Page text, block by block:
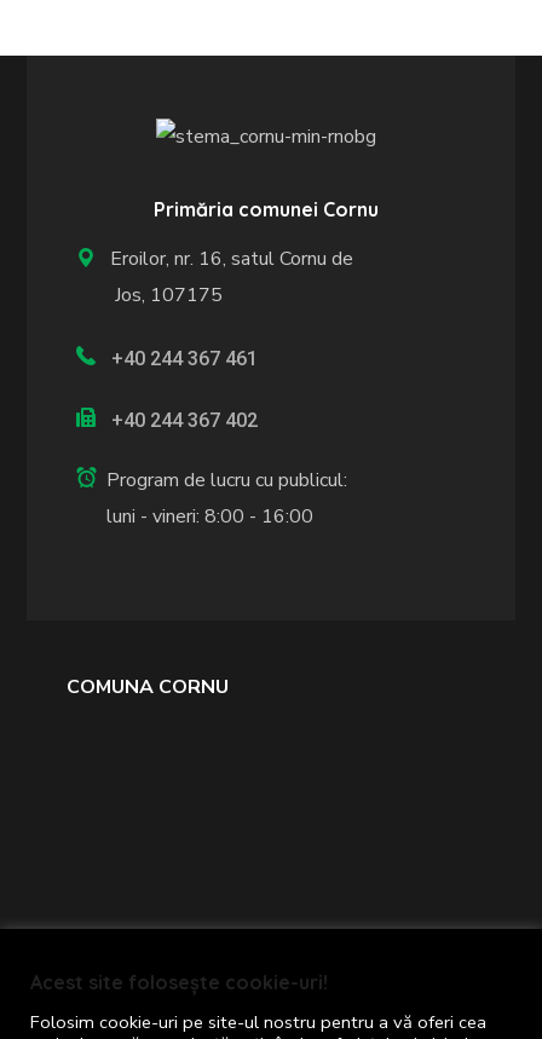
Primăria comunei Cornu
Eroilor, nr. 16, satul Cornu de
Jos, 107175
+40 244 367 461
+40 244 367 402
Program de lucru cu publicul:
luni - vineri: 8:00 - 16:00
COMUNA CORNU
Toate drepturile rezervate
Acest site folosește cookie-uri!
Folosim cookie-uri pe site-ul nostru pentru a vă oferi cea